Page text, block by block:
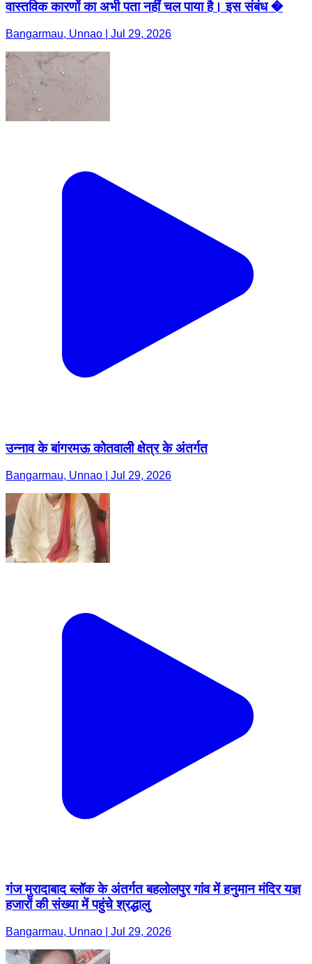
वास्तविक कारणों का अभी पता नहीं चल पाया है। इस संबंध �
Bangarmau, Unnao | Jul 29, 2026
उन्नाव के बांगरमऊ कोतवाली क्षेत्र के अंतर्गत
Bangarmau, Unnao | Jul 29, 2026
गंज मुरादाबाद ब्लॉक के अंतर्गत बहलोलपुर गांव में हनुमान मंदिर यज्ञ
हजारों की संख्या में पहुंचे श्रद्धालु
Bangarmau, Unnao | Jul 29, 2026